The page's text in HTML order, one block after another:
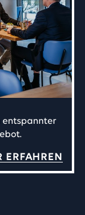
entspannter
ERFAHREN